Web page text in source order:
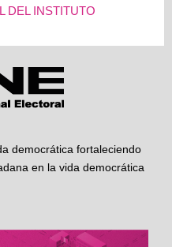
DEL INSTITUTO
democrática fortaleciendo
en la vida democrática